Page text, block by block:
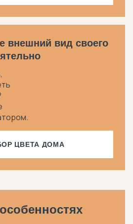
внешний вид своего
ЦВЕТА ДОМА